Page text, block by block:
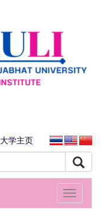
大学主页
Toggle